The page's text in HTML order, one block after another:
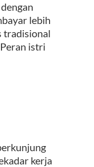
lebih
tradisional
istri
kerja